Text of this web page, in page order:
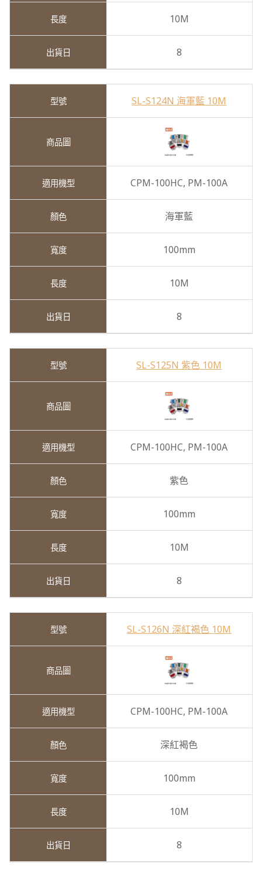
10M
8
SL-S124N 海軍藍 10M
CPM-100HC, PM-100A
海軍藍
100mm
10M
8
SL-S125N 紫色 10M
CPM-100HC, PM-100A
紫色
100mm
10M
8
SL-S126N 深紅褐色 10M
CPM-100HC, PM-100A
深紅褐色
100mm
10M
8